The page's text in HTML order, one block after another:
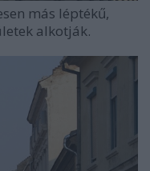
más léptékű,
alkotják.